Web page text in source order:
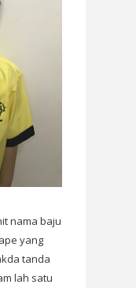
nama baju
yang
tanda
lah satu